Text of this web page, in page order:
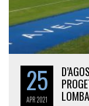
25
APR2021